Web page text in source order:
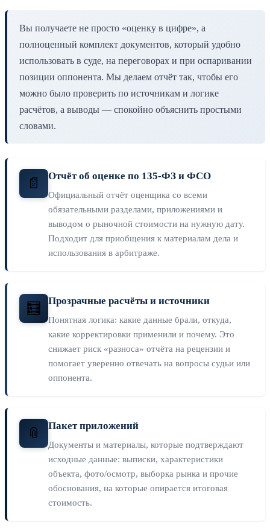
Вы получаете не просто «оценку в цифре», а
полноценный комплект документов, который удобно
использовать в суде, на переговорах и при оспаривании
позиции оппонента. Мы делаем отчёт так, чтобы его
можно было проверить по источникам и логике
расчётов, а выводы — спокойно объяснить простыми
словами.
📄 Отчёт об оценке по 135-ФЗ и ФСО
Официальный отчёт оценщика со всеми
обязательными разделами, приложениями и
выводом о рыночной стоимости на нужную дату.
Подходит для приобщения к материалам дела и
использования в арбитраже.
🧮 Прозрачные расчёты и источники
Понятная логика: какие данные брали, откуда,
какие корректировки применили и почему. Это
снижает риск «разноса» отчёта на рецензии и
помогает уверенно отвечать на вопросы судьи или
оппонента.
📎 Пакет приложений
Документы и материалы, которые подтверждают
исходные данные: выписки, характеристики
объекта, фото/осмотр, выборка рынка и прочие
обоснования, на которые опирается итоговая
стоимость.